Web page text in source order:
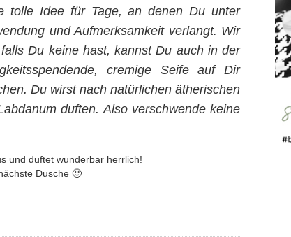
tolle Idee für Tage, an denen Du unter
und Aufmerksamkeit verlangt. Wir
Du keine hast, kannst Du auch in der
cremige Seife auf Dir
Du wirst nach natürlichen ätherischen
duften. Also verschwende keine
und duftet wunderbar herrlich!
Dusche 🙂